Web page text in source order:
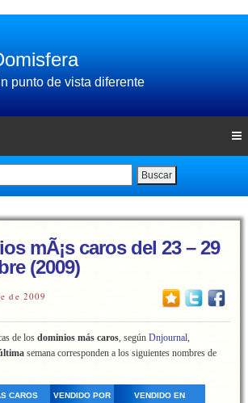
punto de vista diferente
Buscar
mÃ¡s caros del 23 – 29
(2009)
de 2009
de los dominios más caros, según Dnjournal,
semana corresponden a los siguientes nombres de
CAROS VENDIDO POR VENDIDO EN